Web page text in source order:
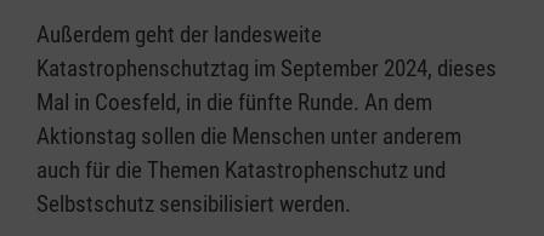
Außerdem geht der landesweite
Katastrophenschutztag im September 2024, dieses
Mal in Coesfeld, in die fünfte Runde. An dem
Aktionstag sollen die Menschen unter anderem
auch für die Themen Katastrophenschutz und
Selbstschutz sensibilisiert werden.